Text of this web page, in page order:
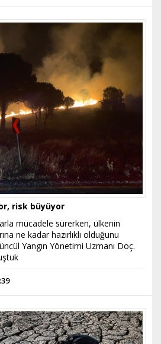
risk büyüyor
mücadele sürerken, ülkenin
ne kadar hazırlıklı olduğunu
Yangın Yönetimi Uzmanı Doç.